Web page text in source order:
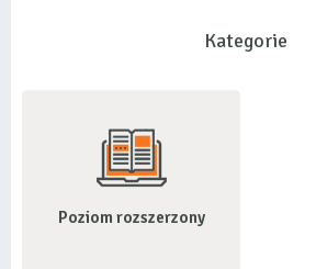
Kategorie
Poziom rozszerzony